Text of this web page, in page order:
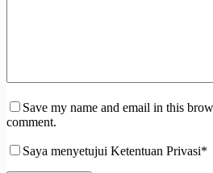
Save my name and email in this
comment.
Saya menyetujui Ketentuan Privasi*